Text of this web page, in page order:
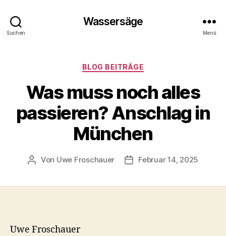
Suchen
Wassersäge
Menü
Kategorien
BLOG BEITRÄGE
Was muss noch alles
passieren? Anschlag in
München
Beitragsautor
Von Uwe Froschauer Beitragsdatum
Februar 14, 2025
Uwe Froschauer